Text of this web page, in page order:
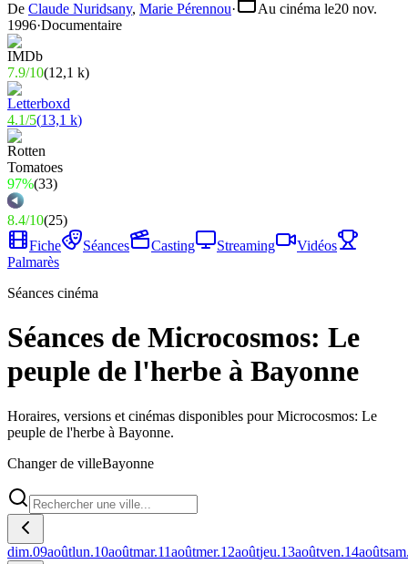
De Claude Nuridsany, Marie Pérennou· Au cinéma le20 nov.
1996·Documentaire
7.9/10(12,1 k)
4.1/5(13,1 k)
97%(33)
8.4/10(25)
Fiche
Séances Casting Streaming
Vidéos
Palmarès
Séances cinéma
Séances de Microcosmos: Le
peuple de l'herbe à Bayonne
Horaires, versions et cinémas disponibles pour Microcosmos: Le
peuple de l'herbe à Bayonne.
Changer de villeBayonne
dim.09aoûtlun.10aoûtmar.11aoûtmer.12aoûtjeu.13aoûtven.14août